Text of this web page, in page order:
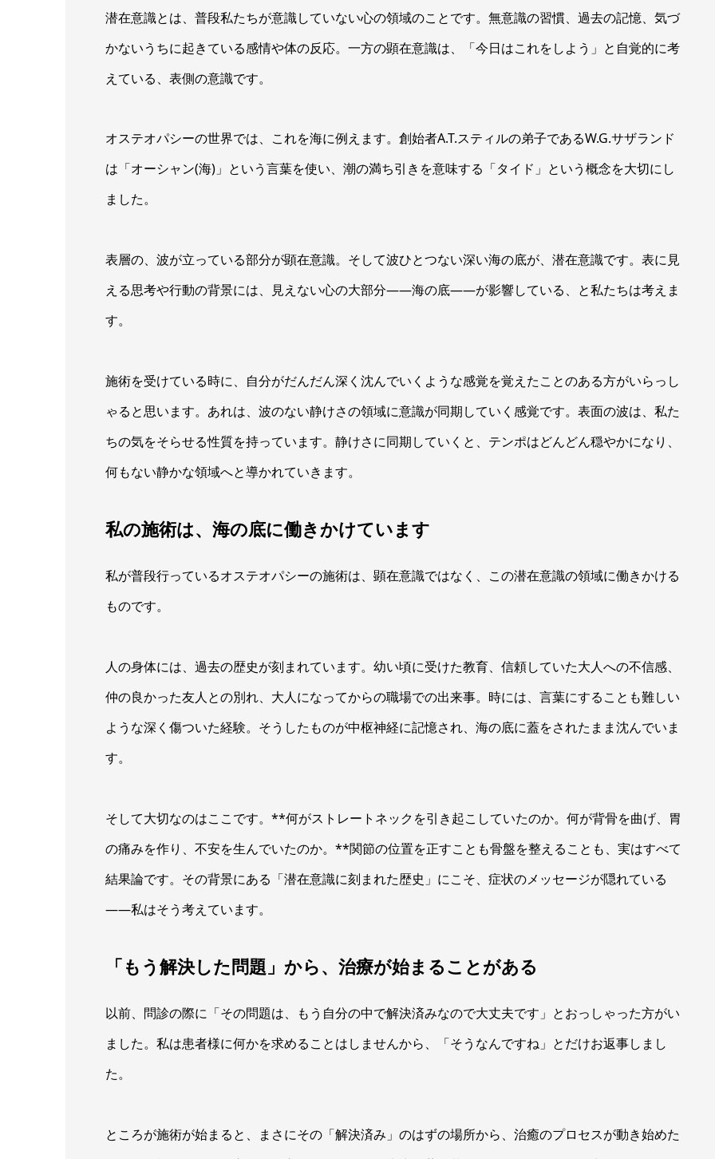
潜在意識とは、普段私たちが意識していない心の領域のことです。無意識の習慣、過去の記憶、気づ
かないうちに起きている感情や体の反応。一方の顕在意識は、「今日はこれをしよう」と自覚的に考
えている、表側の意識です。
オステオパシーの世界では、これを海に例えます。創始者A.T.スティルの弟子であるW.G.サザランド
は「オーシャン(海)」という言葉を使い、潮の満ち引きを意味する「タイド」という概念を大切にし
ました。
表層の、波が立っている部分が顕在意識。そして波ひとつない深い海の底が、潜在意識です。表に見
える思考や行動の背景には、見えない心の大部分——海の底——が影響している、と私たちは考えま
す。
施術を受けている時に、自分がだんだん深く沈んでいくような感覚を覚えたことのある方がいらっし
ゃると思います。あれは、波のない静けさの領域に意識が同期していく感覚です。表面の波は、私た
ちの気をそらせる性質を持っています。静けさに同期していくと、テンポはどんどん穏やかになり、
何もない静かな領域へと導かれていきます。
私の施術は、海の底に働きかけています
私が普段行っているオステオパシーの施術は、顕在意識ではなく、この潜在意識の領域に働きかける
ものです。
人の身体には、過去の歴史が刻まれています。幼い頃に受けた教育、信頼していた大人への不信感、
仲の良かった友人との別れ、大人になってからの職場での出来事。時には、言葉にすることも難しい
ような深く傷ついた経験。そうしたものが中枢神経に記憶され、海の底に蓋をされたまま沈んでいま
す。
そして大切なのはここです。**何がストレートネックを引き起こしていたのか。何が背骨を曲げ、胃
の痛みを作り、不安を生んでいたのか。**関節の位置を正すことも骨盤を整えることも、実はすべて
結果論です。その背景にある「潜在意識に刻まれた歴史」にこそ、症状のメッセージが隠れている
——私はそう考えています。
「もう解決した問題」から、治療が始まることがある
以前、問診の際に「その問題は、もう自分の中で解決済みなので大丈夫です」とおっしゃった方がい
ました。私は患者様に何かを求めることはしませんから、「そうなんですね」とだけお返事しまし
た。
ところが施術が始まると、まさにその「解決済み」のはずの場所から、治癒のプロセスが動き始めた